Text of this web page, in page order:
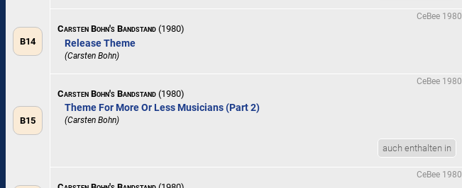
B14
CeBee 1980
Carsten Bohn's Bandstand (1980)
Release Theme
(Carsten Bohn)
B15
CeBee 1980
Carsten Bohn's Bandstand (1980)
Theme For More Or Less Musicians (Part 2)
(Carsten Bohn)
auch enthalten in
CeBee 1980